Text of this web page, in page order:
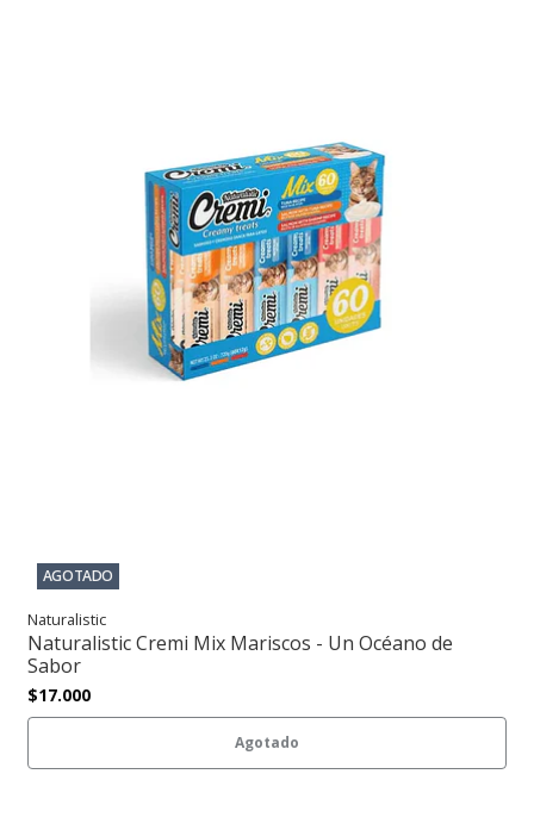
AGOTADO
Naturalistic
Naturalistic Cremi Mix Mariscos - Un Océano de
Sabor
$17.000
Agotado